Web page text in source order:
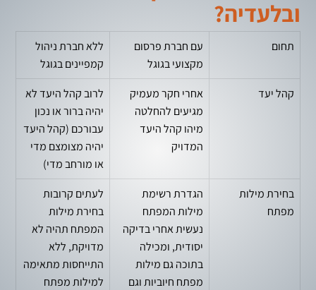
ובלעדיה?
תחום
עם חברת פרסום
מקצועי בגוגל
ללא חברת ניהול
קמפיינים בגוגל
קהל יעד
אחרי חקר מעמיק
מגיעים להחלטה
מיהו קהל היעד
המדויק
לרוב קהל היעד לא
יהיה ברור או נכון
עבורכם (קהל היעד
יהיה מצומצם מדי
או מורחב מדי)
בחירת מילות
מפתח
הגדרת רשימת
מילות המפתח
נעשית אחרי בדיקה
יסודית, ומכילה
בתוכה גם מילות
מפתח חיוביות וגם
לעתים קרובות
בחירת מילות
המפתח תהיה לא
מדויקת, ללא
התייחסות מתאימה
למילות מפתח